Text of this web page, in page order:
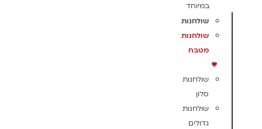
במיוחד
שולחנות
שולחנות
מטבח
שולחנות
סלון
שולחנות
גדולים